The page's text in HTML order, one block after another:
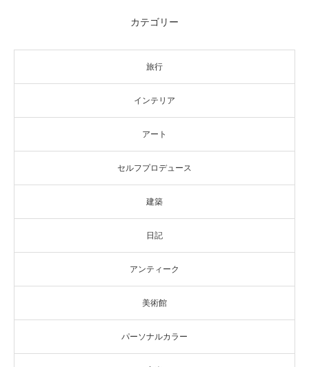
カテゴリー
旅行
インテリア
アート
セルフプロデュース
建築
日記
アンティーク
美術館
パーソナルカラー